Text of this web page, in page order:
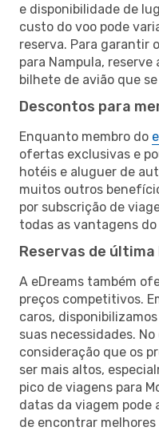
e disponibilidade de
custo do voo pode
reserva. Para garantir
para Nampula,
bilhete de avião que
Descontos para
Enquanto membro do
ofertas exclusivas e
hotéis e aluguer de
muitos outros
por subscrição de
todas as vantagens do
Reservas de última
A eDreams também
preços competitivos.
caros,
suas necessidades.
consideração que os
ser mais altos,
pico de viagens para
datas da viagem pode
de encontrar